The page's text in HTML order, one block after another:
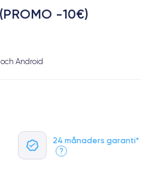
-10€)
Android
24 månaders garanti*
?